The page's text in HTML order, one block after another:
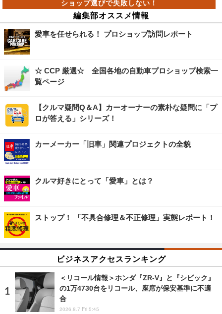
編集部オススメ情報
愛車を任せられる！ プロショップ訪問レポート
☆ CCP 厳選☆ 全国各地の自動車プロショップ検索一
覧ページ
【クルマ疑問Q＆A】カーオーナーの素朴な疑問に「プ
ロが答える」シリーズ！
カーメーカー「旧車」関連プロジェクトの全貌
クルマ好きにとって「愛車」とは？
ストップ！ 「不具合修理＆不正修理」実態レポート！
ビジネスアクセスランキング
＜リコール情報＞ホンダ『ZR-V』と『シビック』
の1万4730台をリコール、座席が保安基準に不適
合
2026.8.7 Fri 5:45